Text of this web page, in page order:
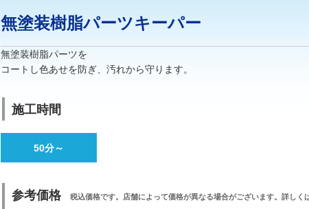
無塗装樹脂パーツキーパー
無塗装樹脂パーツを
コートし色あせを防ぎ、 汚れから守ります。
施工時間
50分～
参考価格 税込価格です。店舗によって価格が異なる場合がございます。詳しく